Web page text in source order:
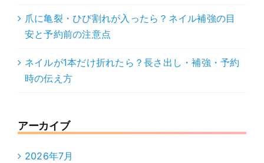
爪に亀裂・ひび割れが入ったら？ネイル補強の目
安と予約前の注意点
ネイルが1本だけ折れたら？長さ出し・補強・予約
時の伝え方
アーカイブ
2026年7月